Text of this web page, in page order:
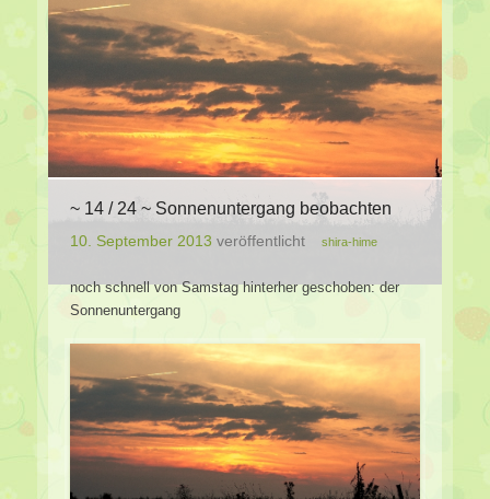
~ 14 / 24 ~ Sonnenuntergang beobachten
10. September 2013 veröffentlicht shira-hime
noch schnell von Samstag hinterher geschoben: der
Sonnenuntergang